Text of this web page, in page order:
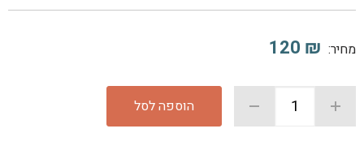
מחיר: ₪
120
הוספה לסל